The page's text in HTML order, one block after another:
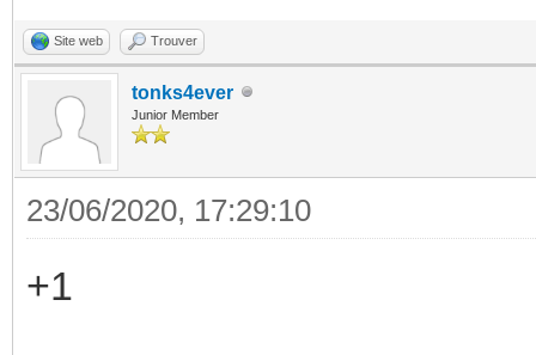
Site web Trouver
tonks4ever
Junior Member
23/06/2020, 17:29:10
+1